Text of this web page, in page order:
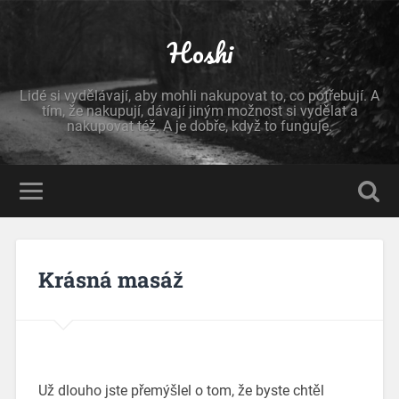
Hoshi
Lidé si vydělávají, aby mohli nakupovat to, co potřebují. A
tím, že nakupují, dávají jiným možnost si vydělat a
nakupovat též. A je dobře, když to funguje.
Krásná masáž
Už dlouho jste přemýšlel o tom, že byste chtěl